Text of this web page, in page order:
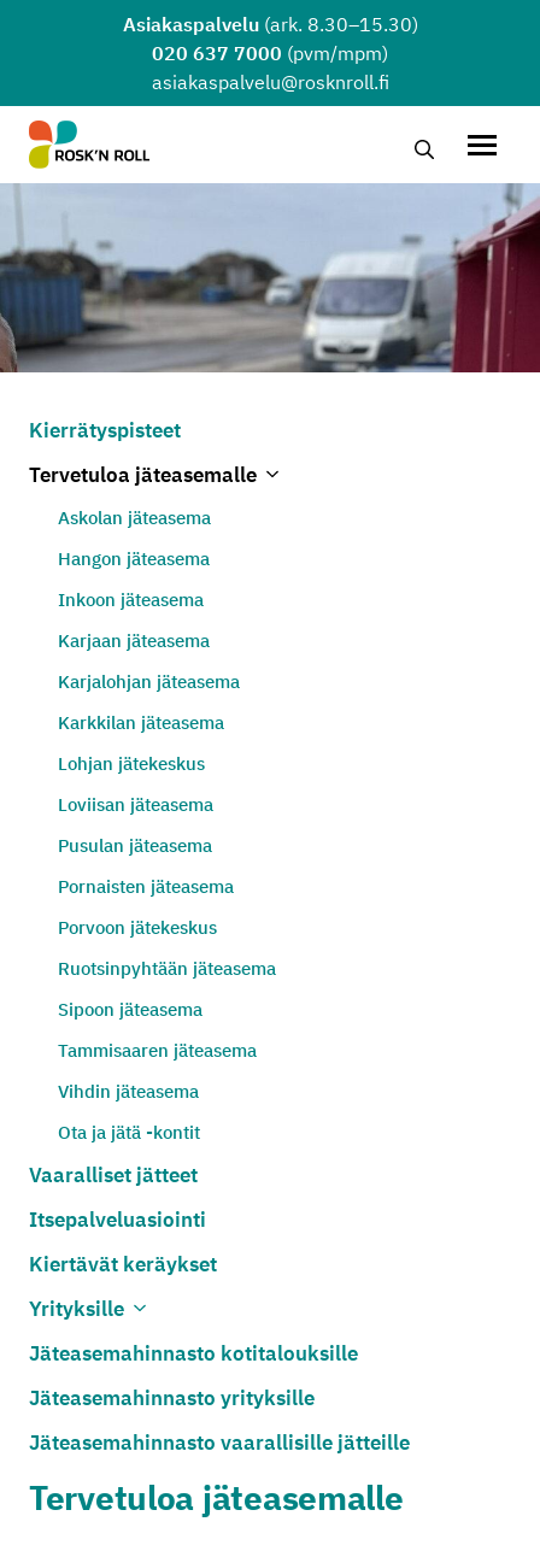
Siirry sisältöönAsiakaspalvelu(ark. 8.30–15.30)
020 637 7000 (pvm/mpm)
asiakaspalvelu@rosknroll.fi
Hae…Avaa
Kierrätyspisteet
Tervetuloa jäteasemalle
Askolan jäteasema
Hangon jäteasema
Inkoon jäteasema
Karjaan jäteasema
Karjalohjan jäteasema
Karkkilan jäteasema
Lohjan jätekeskus
Loviisan jäteasema
Pusulan jäteasema
Pornaisten jäteasema
Porvoon jätekeskus
Ruotsinpyhtään jäteasema
Sipoon jäteasema
Tammisaaren jäteasema
Vihdin jäteasema
Ota ja jätä -kontit
Vaaralliset jätteet
Itsepalveluasiointi
Kiertävät keräykset
Yrityksille
Jäteasemahinnasto kotitalouksille
Jäteasemahinnasto yrityksille
Jäteasemahinnasto vaarallisille jätteille
Tervetuloa jäteasemalle